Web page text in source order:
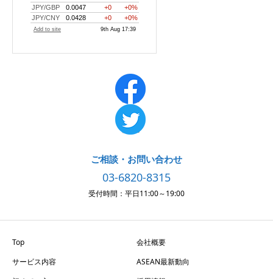
ご相談・お問い合わせ
03-6820-8315
受付時間：平日11:00～19:00
Top
会社概要
サービス内容
ASEAN最新動向